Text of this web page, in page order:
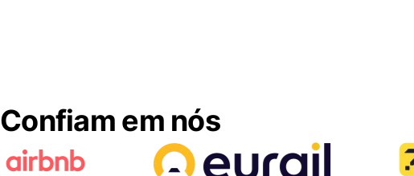
Confiam em nós